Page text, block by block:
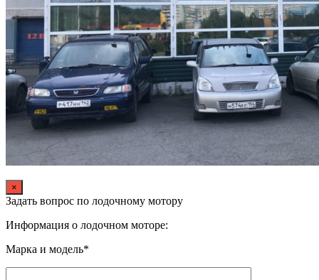
×
Задать вопрос по лодочному мотору
Информация о лодочном моторе:
Марка и модель*